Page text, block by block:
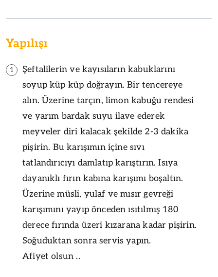
Yapılışı
1
Şeftalilerin ve kayısıların kabuklarını
soyup küp küp doğrayın. Bir tencereye
alın. Üzerine tarçın, limon kabuğu rendesi
ve yarım bardak suyu ilave ederek
meyveler diri kalacak şekilde 2-3 dakika
pişirin. Bu karışımın içine sıvı
tatlandırıcıyı damlatıp karıştırın. Isıya
dayanıklı fırın kabına karışımı boşaltın.
Üzerine müsli, yulaf ve mısır gevreği
karışımını yayıp önceden ısıtılmış 180
derece fırında üzeri kızarana kadar pişirin.
Soğuduktan sonra servis yapın.
Afiyet olsun ..